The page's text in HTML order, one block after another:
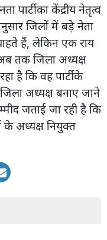
पार्टी का केंद्रीय नेतृत्व
जिलों में बड़े नेता
हैं, लेकिन एक राय
तक जिला अध्यक्ष
है कि वह पार्टी के
अध्यक्ष बनाए जाने
जताई जा रही है कि
अध्यक्ष नियुक्त